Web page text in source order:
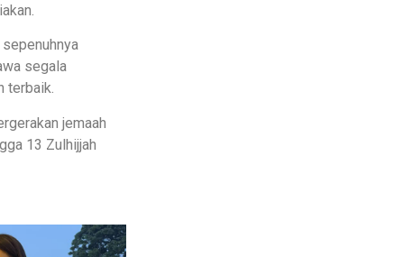
segala
terbaik.
jemaah
13 Zulhijjah